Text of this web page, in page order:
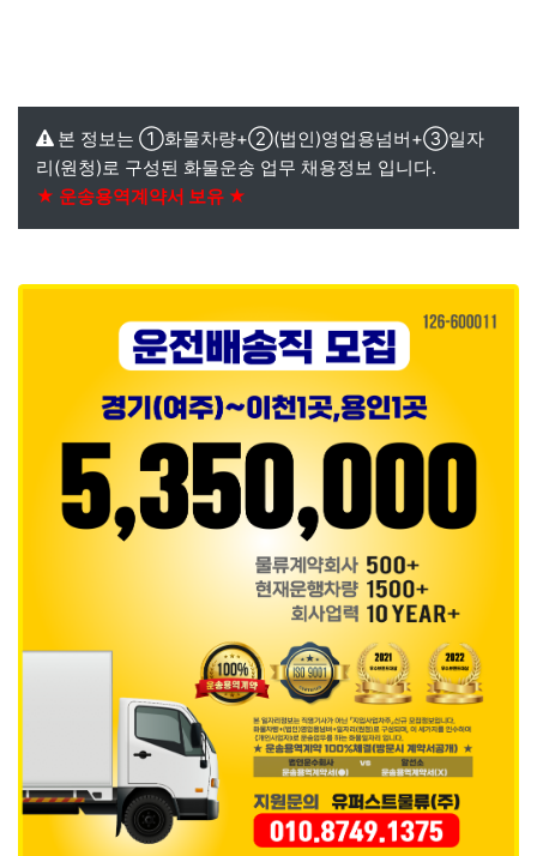
본 정보는 ①화물차량+②(법인)영업용넘버+③일자
리(원청)로 구성된 화물운송 업무 채용정보 입니다.
★ 운송용역계약서 보유 ★
본문